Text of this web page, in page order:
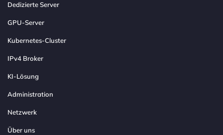
Dedizierte Server
GPU-Server
Kubernetes-Cluster
IPv4 Broker
KI-Lösung
Administration
Netzwerk
Über uns